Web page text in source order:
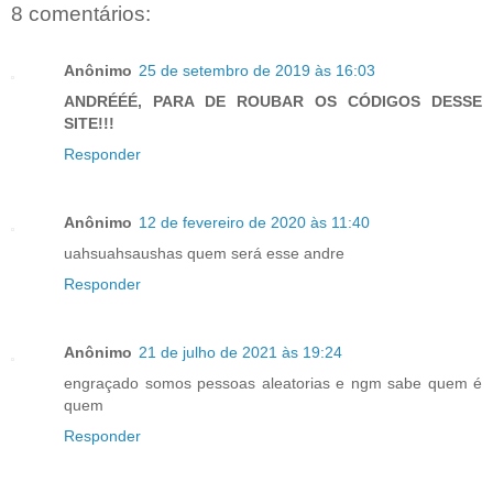
8 comentários:
Anônimo 25 de setembro de 2019 às 16:03
ANDRÉÉÉ, PARA DE ROUBAR OS CÓDIGOS DESSE
SITE!!!
Responder
Anônimo 12 de fevereiro de 2020 às 11:40
uahsuahsaushas quem será esse andre
Responder
Anônimo 21 de julho de 2021 às 19:24
engraçado somos pessoas aleatorias e ngm sabe quem é
quem
Responder